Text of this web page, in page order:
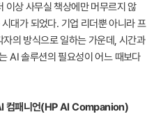
이상 사무실 책상에만 머무르지 않
대가 되었다. 기업 리더뿐 아니라 프
의 방식으로 일하는 가운데, 시간과
AI 솔루션의 필요성이 어느 때보다
컴패니언(HP AI Companion)